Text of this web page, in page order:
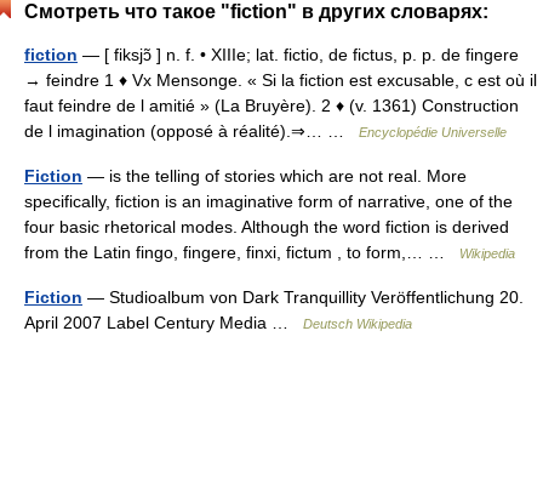
Смотреть что такое "fiction" в других словарях:
fiction — [ fiksjɔ̃ ] n. f. • XIIIe; lat. fictio, de fictus, p. p. de fingere
→ feindre 1 ♦ Vx Mensonge. « Si la fiction est excusable, c est où il
faut feindre de l amitié » (La Bruyère). 2 ♦ (v. 1361) Construction
de l imagination (opposé à réalité).⇒… …
Encyclopédie Universelle
Fiction — is the telling of stories which are not real. More
specifically, fiction is an imaginative form of narrative, one of the
four basic rhetorical modes. Although the word fiction is derived
from the Latin fingo, fingere, finxi, fictum , to form,… …
Wikipedia
Fiction — Studioalbum von Dark Tranquillity Veröffentlichung 20.
April 2007 Label Century Media …
Deutsch Wikipedia